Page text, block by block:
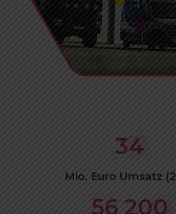
34
Mio. Euro Umsatz
56 200